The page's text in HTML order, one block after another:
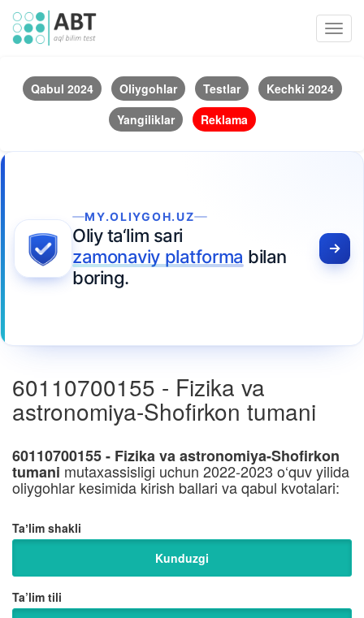
Qabul 2024 Oliygohlar Testlar
Kechki 2024
Yangiliklar
Reklama
MY.OLIYGOH.UZ
Oliy ta‘lim sari
zamonaviy platforma bilan
boring.
60110700155 - Fizika va
astronomiya-Shofirkon tumani
60110700155 - Fizika va astronomiya-Shofirkon
tumani mutaxassisligi uchun 2022-2023 o‘quv yilida
oliygohlar kesimida kirish ballari va qabul kvotalari:
Taʼlim shakli
Kunduzgi
Ta’lim tili